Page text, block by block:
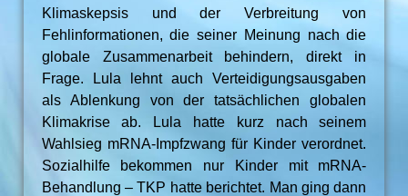
Klimaskepsis und der Verbreitung von
Fehlinformationen, die seiner Meinung nach die
globale Zusammenarbeit behindern, direkt in
Frage. Lula lehnt auch Verteidigungsausgaben
als Ablenkung von der tatsächlichen globalen
Klimakrise ab. Lula hatte kurz nach seinem
Wahlsieg mRNA-Impfzwang für Kinder verordnet.
Sozialhilfe bekommen nur Kinder mit mRNA-
Behandlung – TKP hatte berichtet. Man ging dann